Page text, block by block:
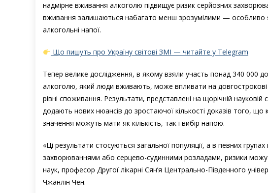
надмірне вживання алкоголю підвищує ризик серйозних
вживання залишаються набагато менш зрозумілими — особливо
алкогольні напої.
Що пишуть про Україну світові ЗМІ — читайте у Telegram
Тепер велике дослідження, в якому взяли участь понад 340 000
алкоголю, який люди вживають, може впливати на довгострокові
рівні споживання. Результати, представлені на щорічній науковій
додають нових нюансів до зростаючої кількості доказів того,
значення можуть мати як кількість, так і вибір напою.
«Ці результати стосуються загальної популяції, а в певних
захворюваннями або серцево-судинними розладами, ризики
наук, професор Другої лікарні Сян’я Центрально-Південного
Чжанлін Чен.